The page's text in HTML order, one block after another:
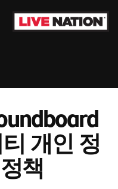
개인 정
책